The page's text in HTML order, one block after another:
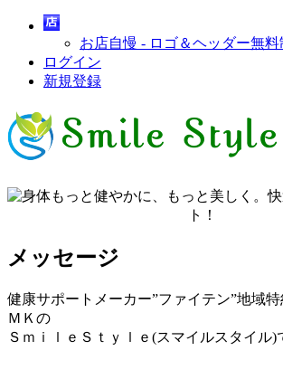
お店自慢 - ロゴ＆ヘッダー無料
ログイン
新規登録
メッセージ
健康サポートメーカー”ファイテン”地域
ＭＫの
ＳｍｉｌｅＳｔｙｌｅ(スマイルスタイル)